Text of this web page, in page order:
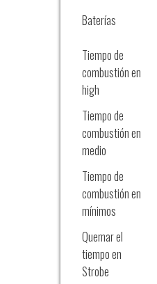
Baterías
Tiempo de
combustión en
high
Tiempo de
combustión en
medio
Tiempo de
combustión en
mínimos
Quemar el
tiempo en
Strobe